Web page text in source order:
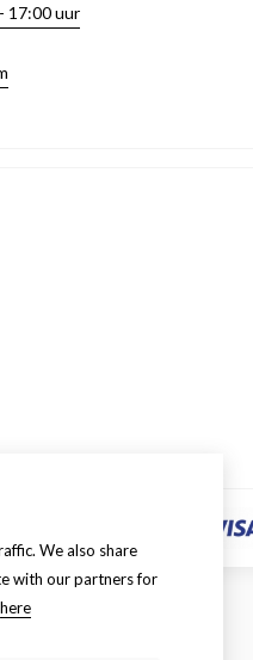
17:00 uur
We also share
with our partners for
here